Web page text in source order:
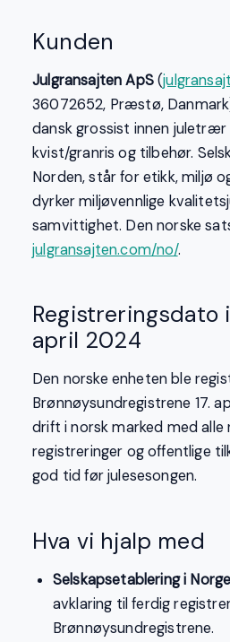
Kunden
Julgransajten ApS(
36072652, Præstø,
dansk grossist innen
kvist/granris og tilbehør.
Norden, står for etikk, miljø
dyrker miljøvennlige
samvittighet. Den norske
julgransajten.com/no/.
Registreringsdato i
april 2024
Den norske enheten ble
Brønnøysundregistrene 17.
drift i norsk marked med alle
registreringer og offentlige
god tid før julesesongen.
Hva vi hjalp med
Selskapsetablering i Norge
avklaring til ferdig
Brønnøysundregistrene.